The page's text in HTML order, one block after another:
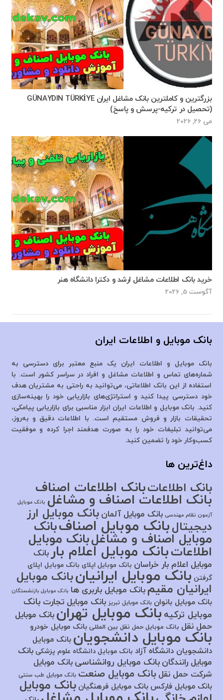
بزرگترین و کاملترین بانک مشاغل ایران GÜNAYDIN TÜRKİYE
(تحصیل در ترکیه-پرسش و پاسخ)
می 26, 2026
خرید بانک اطلاعات مشاغل ارشد و دکترا دانشگاه هنر
آگوست 5, 2026
بانک موبایل و اطلاعات ایران
بانک موبایل و اطلاعات ایران یک منبع معتبر برای دسترسی به
شماره‌های تماس و اطلاعات مشاغل و افراد در سراسر کشور است. با
استفاده از این بانک اطلاعاتی، می‌توانید به راحتی به مشتریان هدف
خود دسترسی پیدا کنید و استراتژی‌های بازاریابی خود را بهینه‌سازی
کنید. بانک موبایل و اطلاعات ایران ابزار مناسبی برای بازاریابی پیامکی،
تحقیقات بازار و فروش مستقیم است. با اطلاعات دقیق و به‌روز،
می‌توانید تبلیغات خود را به صورت هدفمند اجرا کرده و موفقیت
کسب‌وکار خود را تضمین کنید.
داغ‌ترین ها
بانک اطلاعاتبانک اطلاعات اصناف
بانک اطلاعات اصناف و مشاغل بانک موبایل
آزمون نظام مهندسی بانک موبایل آلمان بانک موبایل ارز
دیجیتالبانک موبایل اصنافبانک
موبایل اصناف و مشاغلبانک موبایل
اطلاعاتبانک موبایل اعلام باربانک
موبایل اعلام بار خراسان بانک موبایل اپلای بانک موبایل اپلای
گرفتن بانک موبایل ایرانیانبانک موبایل
ایرانیان مقیم بانک موبایل باربری ها بانک موبایل بازنشستگان
بانک موبایل بانوان بانک موبایل تبریز بانک موبایل تجارت بانک
موبایل ترکیه بانک موبایل تهران بانک موبایل
حمل نقل بانک موبایل حمل نقل بین المللی بانک موبایل خودرو
بانک موبایل دانشجویان بانک موبایل
دانشجویان دانشگاه آزاد بانک موبایل دانشگاه علوم پزشکی بانک
موبایل رانندگان بانک موبایل روانشناسی بانک موبایل
شرکت حمل نقل بانک موبایل صنعت بانک موبایل طب سنتی
بانک موبایل فارکس بانک موبایل فرهنگیان بانک موبایل